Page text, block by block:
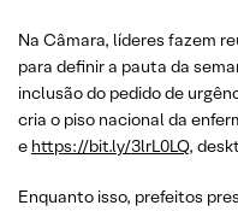
Na Câmara, líderes fazem
para definir a pauta da
inclusão do pedido de
cria o piso nacional da
e https://bit.ly/3lrL0LQ,
Enquanto isso, prefeitos